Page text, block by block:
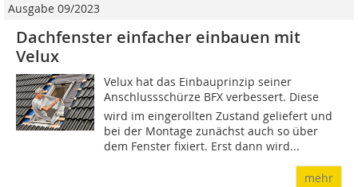
Ausgabe 09/2023
Dachfenster einfacher einbauen mit
Velux
Velux hat das Einbauprinzip seiner
Anschlussschürze BFX verbessert. Diese
wird im eingerollten Zustand geliefert und
bei der Montage zunächst auch so über
dem Fenster fixiert. Erst dann wird...
mehr